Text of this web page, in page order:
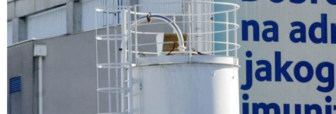
Besplatna i brza dostava na gradilište za kupljenu robu iznad 650